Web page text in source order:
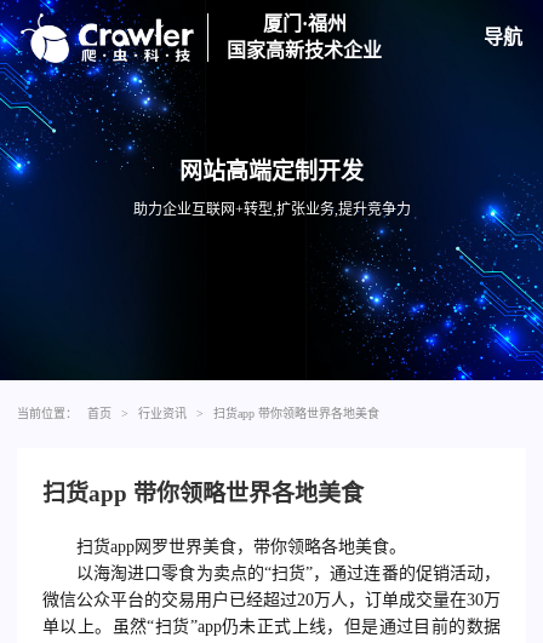
厦门·福州
国家高新技术企业
导航
网站高端定制开发
助力企业互联网+转型,扩张业务,提升竞争力
当前位置： 首页 > 行业资讯 > 扫货app 带你领略世界各地美食
扫货app 带你领略世界各地美食
扫货app网罗世界美食，带你领略各地美食。
以海淘进口零食为卖点的“扫货”，通过连番的促销活动，
微信公众平台的交易用户已经超过20万人，订单成交量在30万
单以上。虽然“扫货”app仍未正式上线，但是通过目前的数据